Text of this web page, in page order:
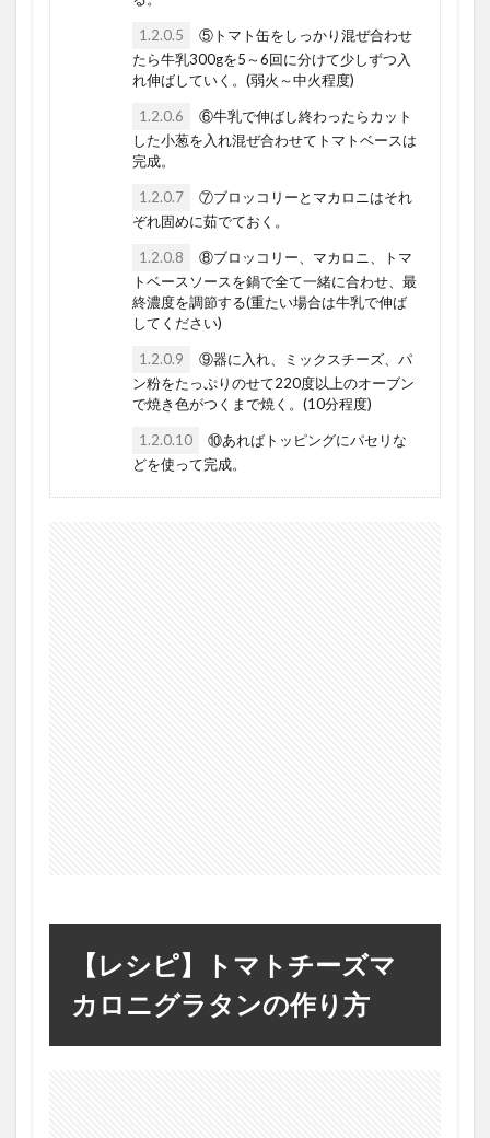
1.2.0.5
⑤トマト缶をしっかり混ぜ合わせ
たら牛乳300gを5～6回に分けて少しずつ入
れ伸ばしていく。(弱火～中火程度)
1.2.0.6
⑥牛乳で伸ばし終わったらカット
した小葱を入れ混ぜ合わせてトマトベースは
完成。
1.2.0.7
⑦ブロッコリーとマカロニはそれ
ぞれ固めに茹でておく。
1.2.0.8
⑧ブロッコリー、マカロニ、トマ
トベースソースを鍋で全て一緒に合わせ、最
終濃度を調節する(重たい場合は牛乳で伸ば
してください)
1.2.0.9
⑨器に入れ、ミックスチーズ、パ
ン粉をたっぷりのせて220度以上のオーブン
で焼き色がつくまで焼く。(10分程度)
1.2.0.10
⑩あればトッピングにパセリな
どを使って完成。
【レシピ】トマトチーズマ
カロニグラタンの作り方